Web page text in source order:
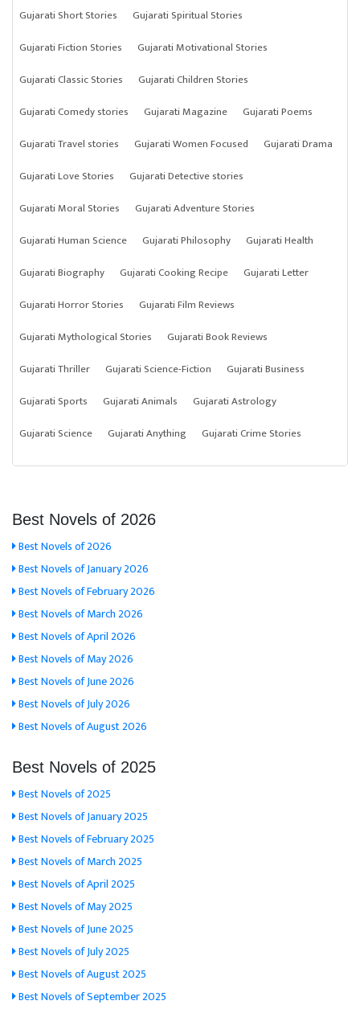
Gujarati Short Stories
Gujarati Spiritual Stories
Gujarati Fiction Stories
Gujarati Motivational Stories
Gujarati Classic Stories
Gujarati Children Stories
Gujarati Comedy stories
Gujarati Magazine
Gujarati Poems
Gujarati Travel stories
Gujarati Women Focused
Gujarati Drama
Gujarati Love Stories
Gujarati Detective stories
Gujarati Moral Stories
Gujarati Adventure Stories
Gujarati Human Science
Gujarati Philosophy
Gujarati Health
Gujarati Biography
Gujarati Cooking Recipe
Gujarati Letter
Gujarati Horror Stories
Gujarati Film Reviews
Gujarati Mythological Stories
Gujarati Book Reviews
Gujarati Thriller
Gujarati Science-Fiction
Gujarati Business
Gujarati Sports
Gujarati Animals
Gujarati Astrology
Gujarati Science
Gujarati Anything Gujarati Crime Stories
Best Novels of 2026
Best Novels of 2026
Best Novels of January 2026
Best Novels of February 2026
Best Novels of March 2026
Best Novels of April 2026
Best Novels of May 2026
Best Novels of June 2026
Best Novels of July 2026
Best Novels of August 2026
Best Novels of 2025
Best Novels of 2025
Best Novels of January 2025
Best Novels of February 2025
Best Novels of March 2025
Best Novels of April 2025
Best Novels of May 2025
Best Novels of June 2025
Best Novels of July 2025
Best Novels of August 2025
Best Novels of September 2025